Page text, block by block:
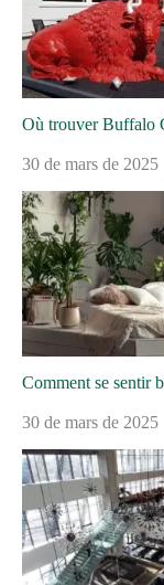
Où trouver Buffalo
30 de mars de 2025
Comment se sentir
30 de mars de 2025